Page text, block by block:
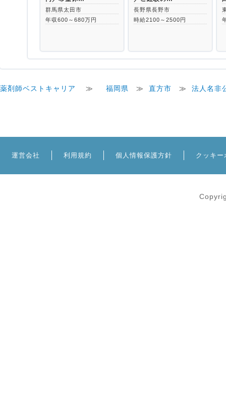
群馬県太田市
年収600～680万円
長野県長野市
時給2100～2500円
薬剤師ベストキャリア ≫ 福岡県 ≫ 直方市 ≫ 法人名非
運営会社 利用規約 個人情報保護方針 クッキー